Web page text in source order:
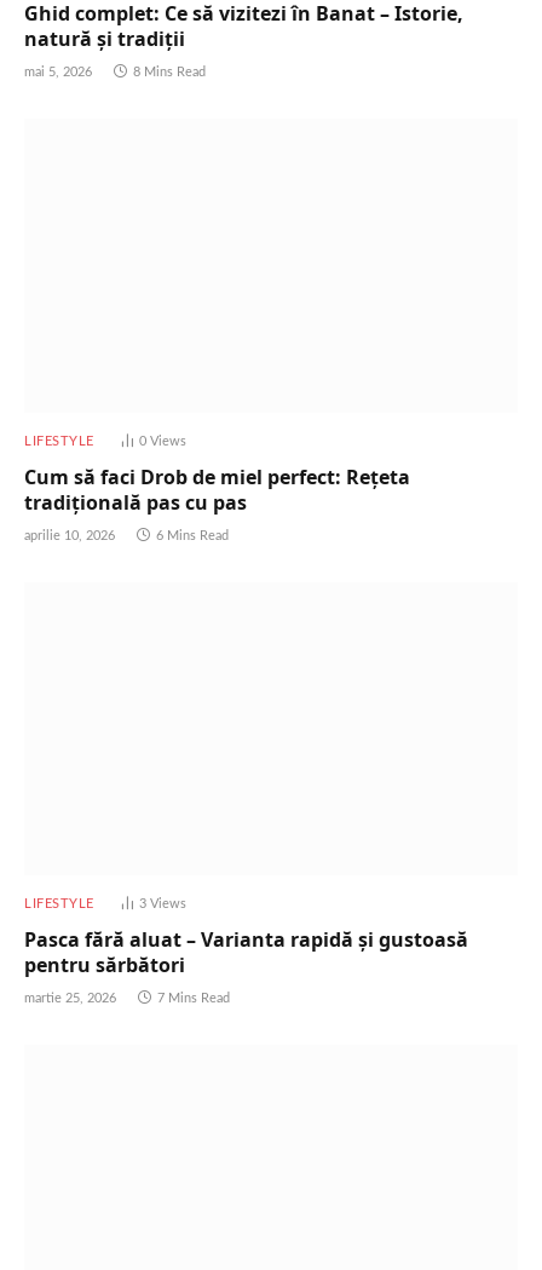
Ghid complet: Ce să vizitezi în Banat – Istorie,
natură și tradiții
mai 5, 2026 8 Mins Read
LIFESTYLE 0 Views
Cum să faci Drob de miel perfect: Rețeta
tradițională pas cu pas
aprilie 10, 2026 6 Mins Read
LIFESTYLE 3 Views
Pasca fără aluat – Varianta rapidă și gustoasă
pentru sărbători
martie 25, 2026 7 Mins Read